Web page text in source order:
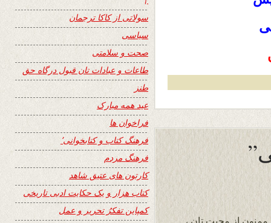
از محبت تان ،
سولاتی از کاکا ترجمان
سیاسی
صحت و سلامتی
طاعات و عبادات تان قبول درگاه حق
طنز
عید همه مبارک
فراخوان ها
فرهنگ کتاب و کتابخوانی٬
فرهنگ مردم
کارتون های عتیق شاهد
کتاب هزار و یک حکایت ادبی تاریخی
کمپاین تفکرُ تحریر و عمل